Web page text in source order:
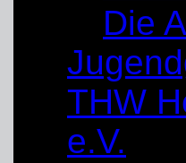
Die
THW
e.V.